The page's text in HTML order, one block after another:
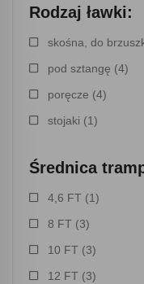
Rodzaj ławki:
skośna, do
pod sztangę (4)
poręcze (4)
stojaki (1)
Średnica
4,6 FT (1)
8 FT (3)
10 FT (3)
12 FT (3)